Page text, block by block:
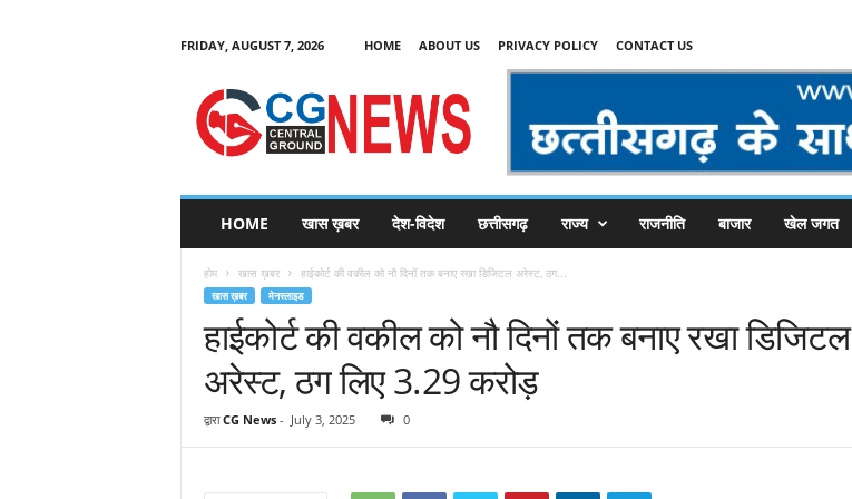
FRIDAY, AUGUST 7, 2026 HOME ABOUT US PRIVACY POLICY CONTACT US
C
HOME खास ख़बर देश-विदेश छत्तीसगढ़ राज्य राजनीति बाजार खेल जगत
होम खास ख़बर हाईकोर्ट की वकील को नौ दिनों तक बनाए रखा डिजिटल अरेस्ट, ठग...
खास ख़बर मेनस्लाइड
हाईकोर्ट की वकील को नौ दिनों तक बनाए रखा डिजिटल
अरेस्ट, ठग लिए 3.29 करोड़
द्वारा CG News- July 3, 2025 0